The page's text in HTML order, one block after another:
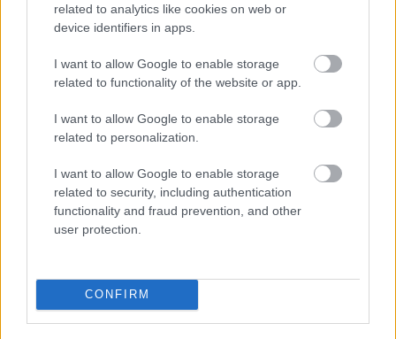
related to analytics like cookies on web or
device identifiers in apps.
I want to allow Google to enable storage
related to functionality of the website or app.
I want to allow Google to enable storage
related to personalization.
I want to allow Google to enable storage
related to security, including authentication
functionality and fraud prevention, and other
user protection.
CONFIRM
Ha nem így veszed az autópálya-
matricádat, akkor van egy rossz
hírem!
mokuspanna• 2016. június 28.
(x) Autópálya-matricát többféleképpen is tudunk
vásárolni: ezek igazából 3 nagy csoportba
pluszköltségért, amikor lesz matricánk - a
legkevesebb pluszköltséggel, sőt... akár minden
pluszköltség nélkül, valamint amikor matricánk is